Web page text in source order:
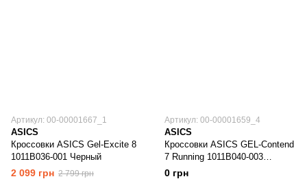
Артикул: 00-00001667_1
ASICS
Кроссовки ASICS Gel-Excite 8
1011B036-001 Черный
2 099 грн 2 799 грн
Артикул: 00-00001659_4
ASICS
Кроссовки ASICS GEL-Contend
7 Running 1011B040-003
Черный
0 грн